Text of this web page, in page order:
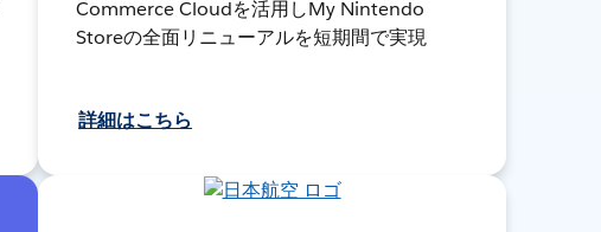
Commerce Cloudを活用しMy Nintendo
Storeの全面リニューアルを短期間で実現
詳細はこちら